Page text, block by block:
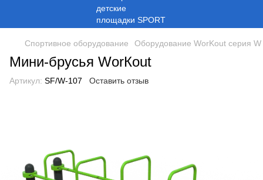
Спортивное оборудование Оборудование WorKout серия W
Мини-брусья WorКout
Артикул: SF/W-107 Оставить отзыв